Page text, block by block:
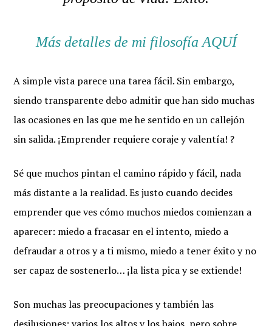
Más detalles de mi filosofía AQUÍ
A simple vista parece una tarea fácil. Sin embargo,
siendo transparente debo admitir que han sido muchas
las ocasiones en las que me he sentido en un callejón
sin salida. ¡Emprender requiere coraje y valentía! ?
Sé que muchos pintan el camino rápido y fácil, nada
más distante a la realidad. Es justo cuando decides
emprender que ves cómo muchos miedos comienzan a
aparecer: miedo a fracasar en el intento, miedo a
defraudar a otros y a ti mismo, miedo a tener éxito y no
ser capaz de sostenerlo… ¡la lista pica y se extiende!
Son muchas las preocupaciones y también las